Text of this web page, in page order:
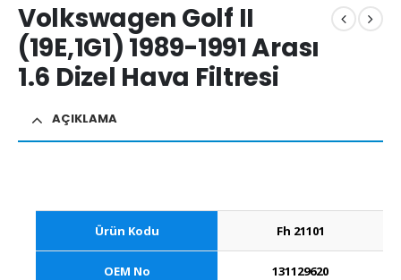
Volkswagen Golf II
(19E,1G1) 1989-1991 Arası
1.6 Dizel Hava Filtresi
AÇIKLAMA
Ürün Kodu Fh 21101
OEM No 131129620